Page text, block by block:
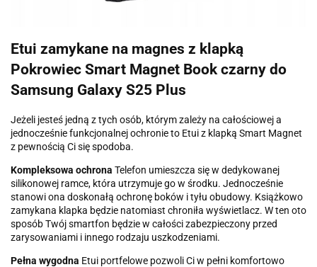
Etui zamykane na magnes z klapką
Pokrowiec Smart Magnet Book czarny do
Samsung Galaxy S25 Plus
Jeżeli jesteś jedną z tych osób, którym zależy na całościowej a
jednocześnie funkcjonalnej ochronie to Etui z klapką Smart Magnet
z pewnością Ci się spodoba.
Kompleksowa ochrona Telefon umieszcza się w dedykowanej
silikonowej ramce, która utrzymuje go w środku. Jednocześnie
stanowi ona doskonałą ochronę boków i tyłu obudowy. Książkowo
zamykana klapka będzie natomiast chroniła wyświetlacz. W ten oto
sposób Twój smartfon będzie w całości zabezpieczony przed
zarysowaniami i innego rodzaju uszkodzeniami.
Pełna wygodna Etui portfelowe pozwoli Ci w pełni komfortowo